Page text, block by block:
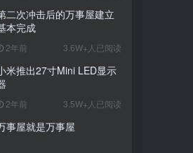
二次冲击后的万事屋建立
本完成
2年前 3.6W+人已阅读
米推出27寸Mini LED显示
2年前 3.5W+人已阅读
事屋就是万事屋